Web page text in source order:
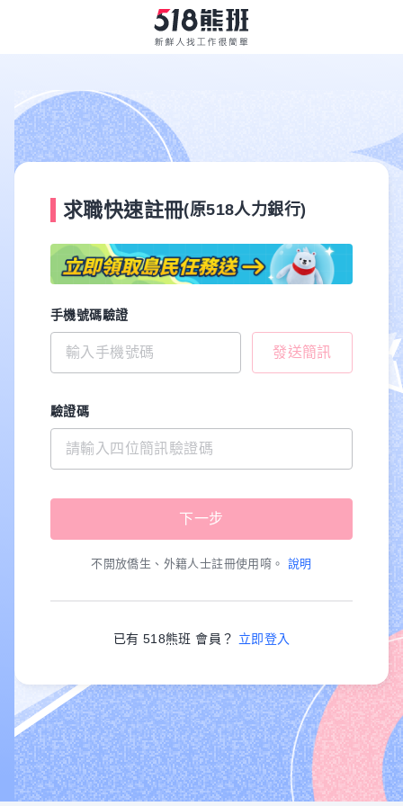
求職快速註冊(原518人力銀行)
手機號碼驗證
發送簡訊
驗證碼
不開放僑生、外籍人士註冊使用唷。 說明
已有 518熊班 會員？ 立即登入